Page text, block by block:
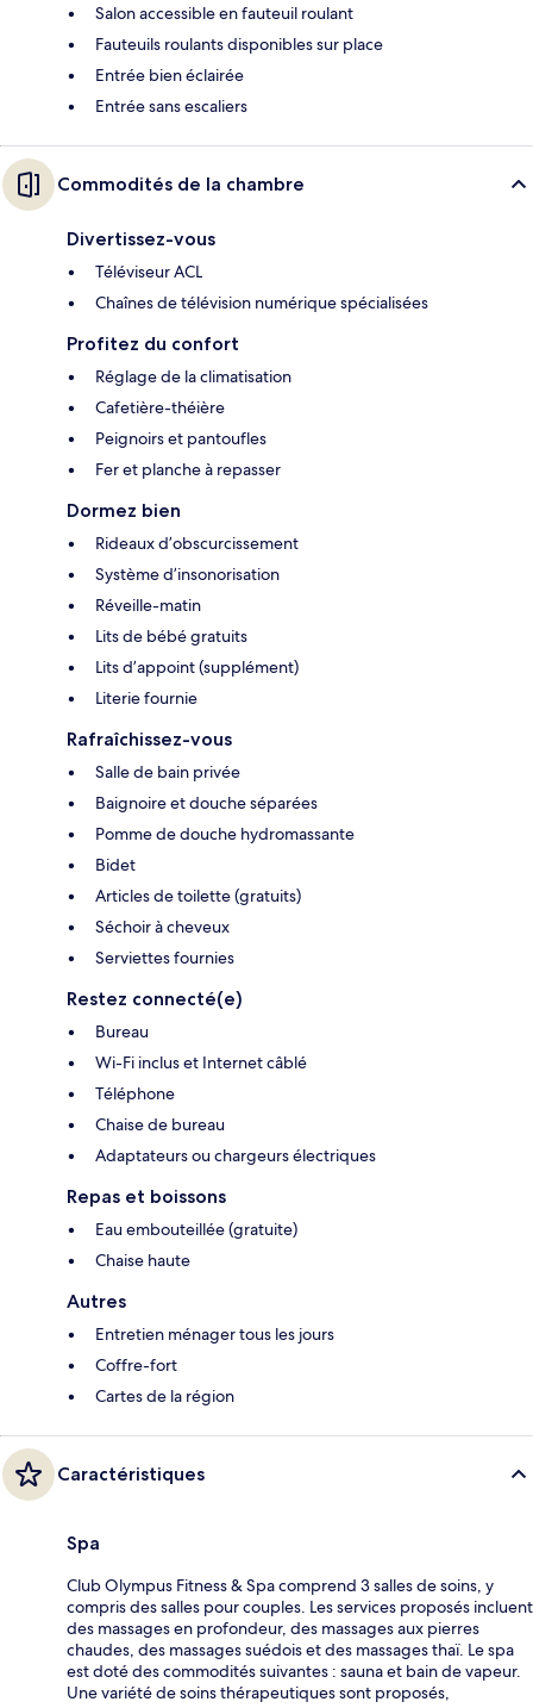
Salon accessible en fauteuil roulant
Fauteuils roulants disponibles sur place
Entrée bien éclairée
Entrée sans escaliers
Commodités de la chambre
Divertissez-vous
Téléviseur ACL
Chaînes de télévision numérique spécialisées
Profitez du confort
Réglage de la climatisation
Cafetière-théière
Peignoirs et pantoufles
Fer et planche à repasser
Dormez bien
Rideaux d’obscurcissement
Système d’insonorisation
Réveille-matin
Lits de bébé gratuits
Lits d’appoint (supplément)
Literie fournie
Rafraîchissez-vous
Salle de bain privée
Baignoire et douche séparées
Pomme de douche hydromassante
Bidet
Articles de toilette (gratuits)
Séchoir à cheveux
Serviettes fournies
Restez connecté(e)
Bureau
Wi-Fi inclus et Internet câblé
Téléphone
Chaise de bureau
Adaptateurs ou chargeurs électriques
Repas et boissons
Eau embouteillée (gratuite)
Chaise haute
Autres
Entretien ménager tous les jours
Coffre-fort
Cartes de la région
Caractéristiques
Spa
Club Olympus Fitness & Spa comprend 3 salles de soins, y
compris des salles pour couples. Les services proposés incluent
des massages en profondeur, des massages aux pierres
chaudes, des massages suédois et des massages thaï. Le spa
est doté des commodités suivantes : sauna et bain de vapeur.
Une variété de soins thérapeutiques sont proposés,